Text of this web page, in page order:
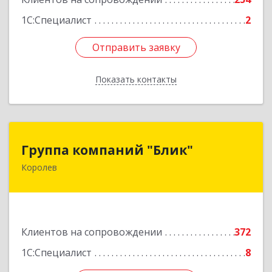
1С:Специалист
2
Отправить заявку
Показать контакты
Отправить заявку
Назад
Группа компаний "Блик"
Королев
Клиентов на сопровождении
372
1С:Специалист
8
Группа компаний "Блик"